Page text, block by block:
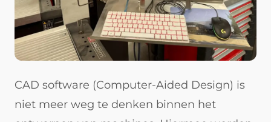
CAD software (Computer-Aided Design) is
niet meer weg te denken binnen het